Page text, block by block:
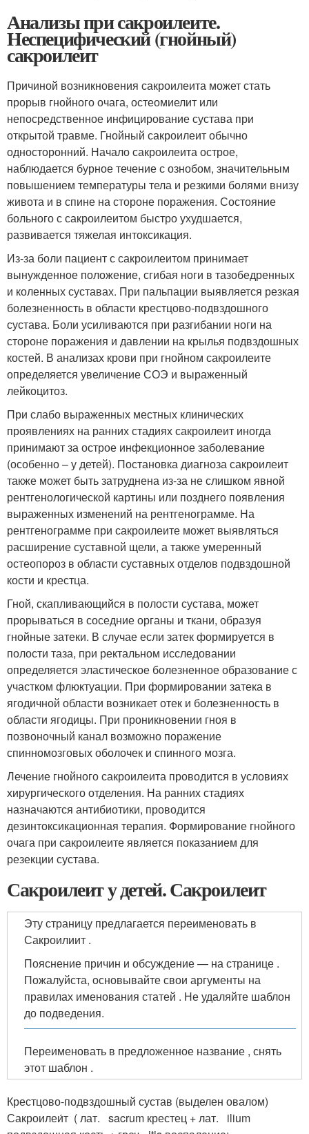
Анализы при сакроилеите.
Неспецифический (гнойный)
сакроилеит
Причиной возникновения сакроилеита может стать
прорыв гнойного очага, остеомиелит или
непосредственное инфицирование сустава при
открытой травме. Гнойный сакроилеит обычно
односторонний. Начало сакроилеита острое,
наблюдается бурное течение с ознобом, значительным
повышением температуры тела и резкими болями внизу
живота и в спине на стороне поражения. Состояние
больного с сакроилеитом быстро ухудшается,
развивается тяжелая интоксикация.
Из-за боли пациент с сакроилеитом принимает
вынужденное положение, сгибая ноги в тазобедренных
и коленных суставах. При пальпации выявляется резкая
болезненность в области крестцово-подвздошного
сустава. Боли усиливаются при разгибании ноги на
стороне поражения и давлении на крылья подвздошных
костей. В анализах крови при гнойном сакроилеите
определяется увеличение СОЭ и выраженный
лейкоцитоз.
При слабо выраженных местных клинических
проявлениях на ранних стадиях сакроилеит иногда
принимают за острое инфекционное заболевание
(особенно – у детей). Постановка диагноза сакроилеит
также может быть затруднена из-за не слишком явной
рентгенологической картины или позднего появления
выраженных изменений на рентгенограмме. На
рентгенограмме при сакроилеите может выявляться
расширение суставной щели, а также умеренный
остеопороз в области суставных отделов подвздошной
кости и крестца.
Гной, скапливающийся в полости сустава, может
прорываться в соседние органы и ткани, образуя
гнойные затеки. В случае если затек формируется в
полости таза, при ректальном исследовании
определяется эластическое болезненное образование с
участком флюктуации. При формировании затека в
ягодичной области возникает отек и болезненность в
области ягодицы. При проникновении гноя в
позвоночный канал возможно поражение
спинномозговых оболочек и спинного мозга.
Лечение гнойного сакроилеита проводится в условиях
хирургического отделения. На ранних стадиях
назначаются антибиотики, проводится
дезинтоксикационная терапия. Формирование гнойного
очага при сакроилеите является показанием для
резекции сустава.
Сакроилеит у детей. Сакроилеит
Эту страницу предлагается переименовать в
Сакроилиит .
Пояснение причин и обсуждение — на странице .
Пожалуйста, основывайте свои аргументы на
правилах именования статей . Не удаляйте шаблон
до подведения.
Переименовать в предложенное название , снять
этот шаблон .
Крестцово-подвздошный сустав (выделен овалом)
Сакроилеи́т ( лат. sacrum крестец + лат. ilium